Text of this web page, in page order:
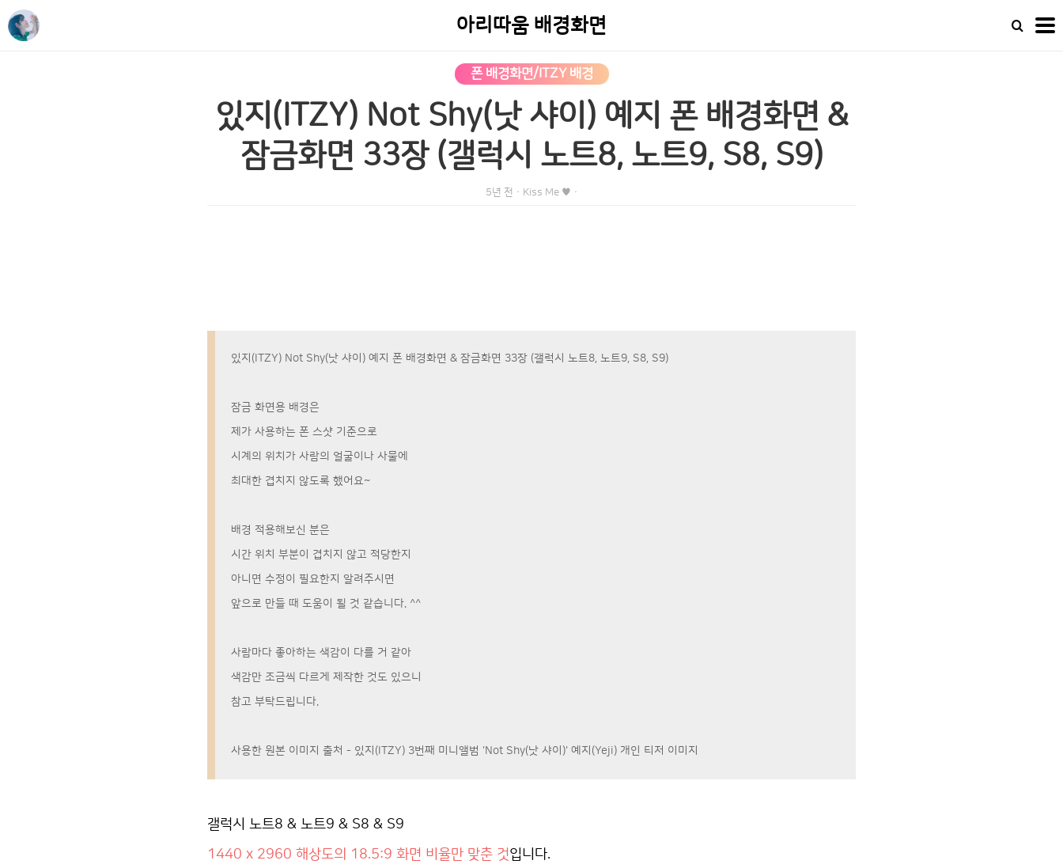
아리따움 배경화면
폰 배경화면/ITZY 배경
있지(ITZY) Not Shy(낫 샤이) 예지 폰 배경화면 &
잠금화면 33장 (갤럭시 노트8, 노트9, S8, S9)
5년 전 · Kiss Me ♥ ·
있지(ITZY) Not Shy(낫 샤이) 예지 폰 배경화면 & 잠금화면 33장 (갤럭시 노트8, 노트9, S8, S9)
잠금 화면용 배경은
제가 사용하는 폰 스샷 기준으로
시계의 위치가 사람의 얼굴이나 사물에
최대한 겹치지 않도록 했어요~
배경 적용해보신 분은
시간 위치 부분이 겹치지 않고 적당한지
아니면 수정이 필요한지 알려주시면
앞으로 만들 때 도움이 될 것 같습니다. ^^
사람마다 좋아하는 색감이 다를 거 같아
색감만 조금씩 다르게 제작한 것도 있으니
참고 부탁드립니다.
사용한 원본 이미지 출처 - 있지(ITZY) 3번째 미니앨범 'Not Shy(낫 샤이)' 예지(Yeji) 개인 티저 이미지
갤럭시 노트8 & 노트9 & S8 & S9
1440 x 2960 해상도의 18.5:9 화면 비율만 맞춘 것입니다.